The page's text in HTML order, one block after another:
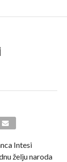
Intesi
želju naroda